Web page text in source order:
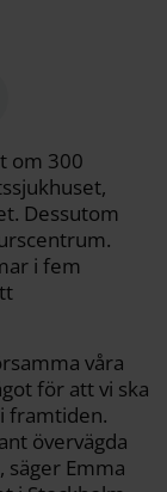
om 300
Dessutom
i fem
våra
för att vi ska
framtiden.
övervägda
säger Emma